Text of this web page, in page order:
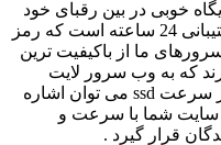
خوبی در بین رقبای خود
بدست آورد . شعار ما کیفیت بالا و پشتیبانی 24 ساعته است که رمز
ما از باکیفیت ترین
که به وب سرور لایت
اسپید کنترل پنل Cpanel و هارد های پر سرعت ssd می توان اشاره
24 ساعت وب سایت شما با سرعت و
قرار گیرد .